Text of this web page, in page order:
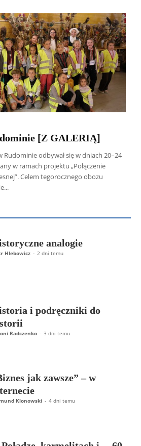
[Z GALERIĄ]
odbywał się w dniach 20–24
w ramach projektu „Połączenie
Celem tegorocznego obozu
Aleksander Borowik
Antoni Radczenko
Artur Płokszto
Grzegorz Górny
Wąsowicz SDB
analogie
Hlebowicz - 2 dni temu
i podręczniki do
Radczenko - 3 dni temu
jak zawsze” – w
Klonowski - 4 dni temu